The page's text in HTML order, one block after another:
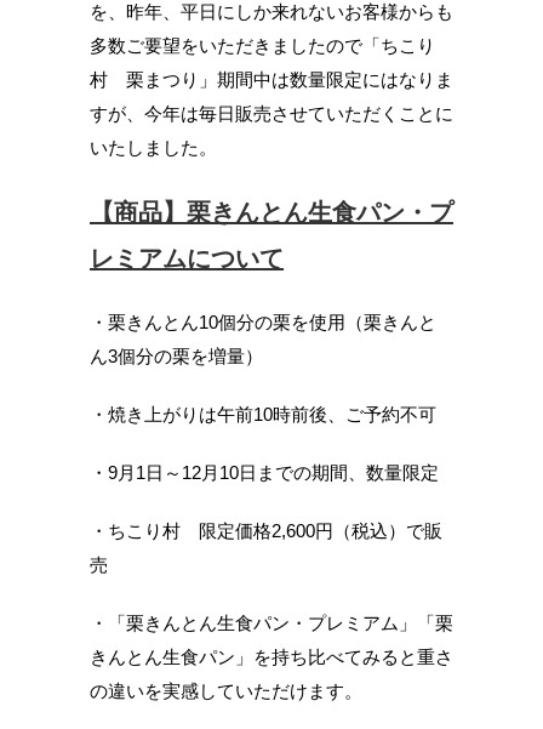
を、昨年、平日にしか来れないお客様からも
多数ご要望をいただきましたので「ちこり
村 栗まつり」期間中は数量限定にはなりま
すが、今年は毎日販売させていただくことに
いたしました。
【商品】栗きんとん生食パン・プ
レミアムについて
・栗きんとん10個分の栗を使用（栗きんと
ん3個分の栗を増量）
・焼き上がりは午前10時前後、ご予約不可
・9月1日～12月10日までの期間、数量限定
・ちこり村 限定価格2,600円（税込）で販
売
・「栗きんとん生食パン・プレミアム」「栗
きんとん生食パン」を持ち比べてみると重さ
の違いを実感していただけます。